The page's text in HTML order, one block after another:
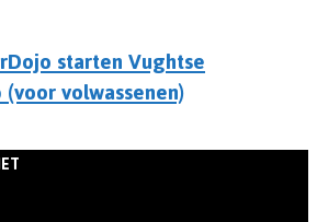
starten Vughtse
volwassenen)